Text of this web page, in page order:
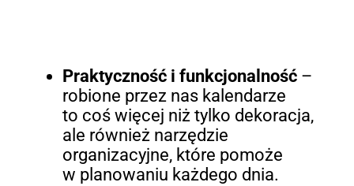
Praktyczność i funkcjonalność–
robione przez nas kalendarze
to coś więcej niż tylko dekoracja,
ale również narzędzie
organizacyjne, które pomoże
w planowaniu każdego dnia.